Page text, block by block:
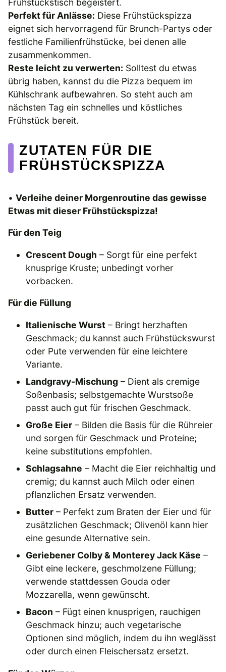
Frühstückstisch begeistert.
Perfekt für Anlässe: Diese Frühstückspizza
eignet sich hervorragend für Brunch-Partys oder
festliche Familienfrühstücke, bei denen alle
zusammenkommen.
Reste leicht zu verwerten: Solltest du etwas
übrig haben, kannst du die Pizza bequem im
Kühlschrank aufbewahren. So steht auch am
nächsten Tag ein schnelles und köstliches
Frühstück bereit.
ZUTATEN FÜR DIE
FRÜHSTÜCKSPIZZA
• Verleihe deiner Morgenroutine das gewisse
Etwas mit dieser Frühstückspizza!
Für den Teig
Crescent Dough – Sorgt für eine perfekt
knusprige Kruste; unbedingt vorher
vorbacken.
Für die Füllung
Italienische Wurst – Bringt herzhaften
Geschmack; du kannst auch Frühstückswurst
oder Pute verwenden für eine leichtere
Variante.
Landgravy-Mischung – Dient als cremige
Soßenbasis; selbstgemachte Wurstsoße
passt auch gut für frischen Geschmack.
Große Eier – Bilden die Basis für die Rühreier
und sorgen für Geschmack und Proteine;
keine substitutions empfohlen.
Schlagsahne – Macht die Eier reichhaltig und
cremig; du kannst auch Milch oder einen
pflanzlichen Ersatz verwenden.
Butter – Perfekt zum Braten der Eier und für
zusätzlichen Geschmack; Olivenöl kann hier
eine gesunde Alternative sein.
Geriebener Colby & Monterey Jack Käse –
Gibt eine leckere, geschmolzene Füllung;
verwende stattdessen Gouda oder
Mozzarella, wenn gewünscht.
Bacon – Fügt einen knusprigen, rauchigen
Geschmack hinzu; auch vegetarische
Optionen sind möglich, indem du ihn weglässt
oder durch einen Fleischersatz ersetzt.